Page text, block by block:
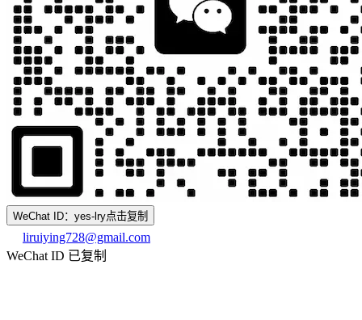
WeChat ID：yes-lry点击复制
liruiying728@gmail.com
WeChat ID 已复制